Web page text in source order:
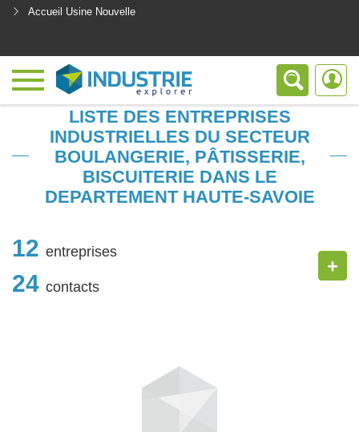
Accueil Usine Nouvelle
LISTE DES ENTREPRISES
INDUSTRIELLES DU SECTEUR
BOULANGERIE, PÂTISSERIE,
BISCUITERIE DANS LE
DEPARTEMENT HAUTE-SAVOIE
12 entreprises
24 contacts
+